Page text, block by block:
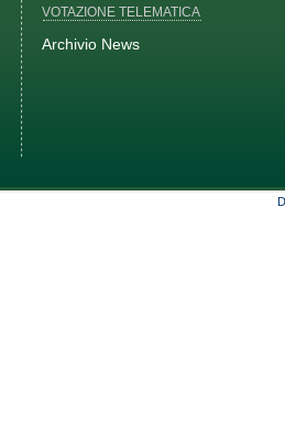
VOTAZIONE TELEMATICA
Archivio News